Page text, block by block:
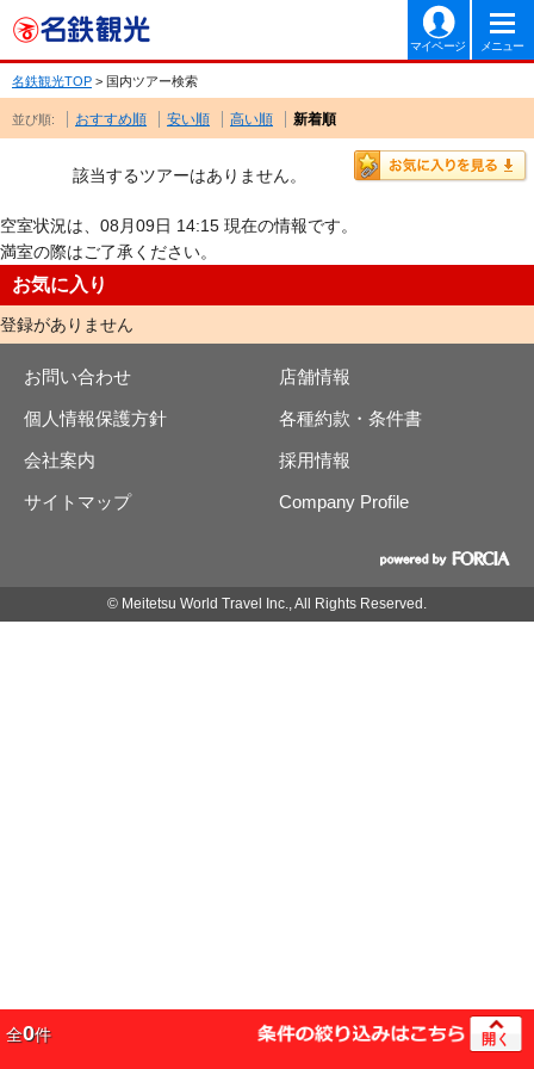
マイページ メニュー
名鉄観光TOP > 国内ツアー検索
並び順: おすすめ順 安い順 高い順 新着順
該当するツアーはありません。
空室状況は、08月09日 14:15 現在の情報です。
満室の際はご了承ください。
お気に入り
登録がありません
お問い合わせ 店舗情報
個人情報保護方針 各種約款・条件書
会社案内 採用情報
サイトマップ Company Profile
© Meitetsu World Travel Inc., All Rights Reserved.
全0件 開く